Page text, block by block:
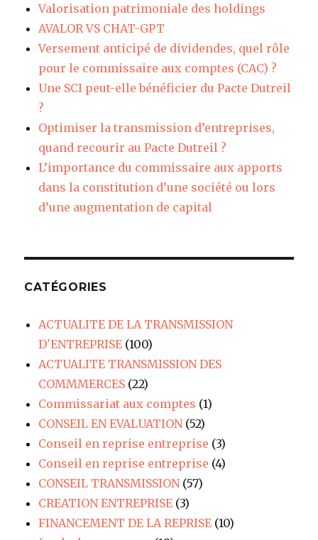
Valorisation patrimoniale des holdings
AVALOR VS CHAT-GPT
Versement anticipé de dividendes, quel rôle
pour le commissaire aux comptes (CAC) ?
Une SCI peut-elle bénéficier du Pacte Dutreil
?
Optimiser la transmission d’entreprises,
quand recourir au Pacte Dutreil ?
L’importance du commissaire aux apports
dans la constitution d’une société ou lors
d’une augmentation de capital
CATÉGORIES
ACTUALITE DE LA TRANSMISSION
D'ENTREPRISE (100)
ACTUALITE TRANSMISSION DES
COMMMERCES (22)
Commissariat aux comptes (1)
CONSEIL EN EVALUATION(52)
Conseil en reprise entreprise (3)
Conseil en reprise entreprise (4)
CONSEIL TRANSMISSION(57)
CREATION ENTREPRISE (3)
FINANCEMENT DE LA REPRISE (10)